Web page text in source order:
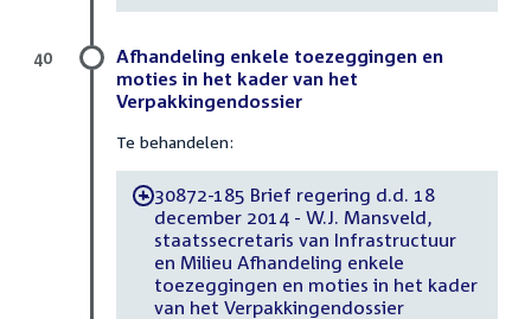
Afhandeling enkele toezeggingen en
moties in het kader van het
Verpakkingendossier
Te behandelen:
-30872-185 Brief regering d.d. 18
december 2014 - W.J. Mansveld,
staatssecretaris van Infrastructuur
en Milieu Afhandeling enkele
toezeggingen en moties in het kader
van het Verpakkingendossier
40